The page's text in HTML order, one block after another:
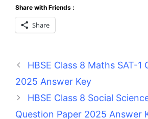
Share with Friends :
Share
HBSE Class 8 Maths SAT-1
2025 Answer Key
HBSE Class 8 Social
Question Paper 2025 Answer